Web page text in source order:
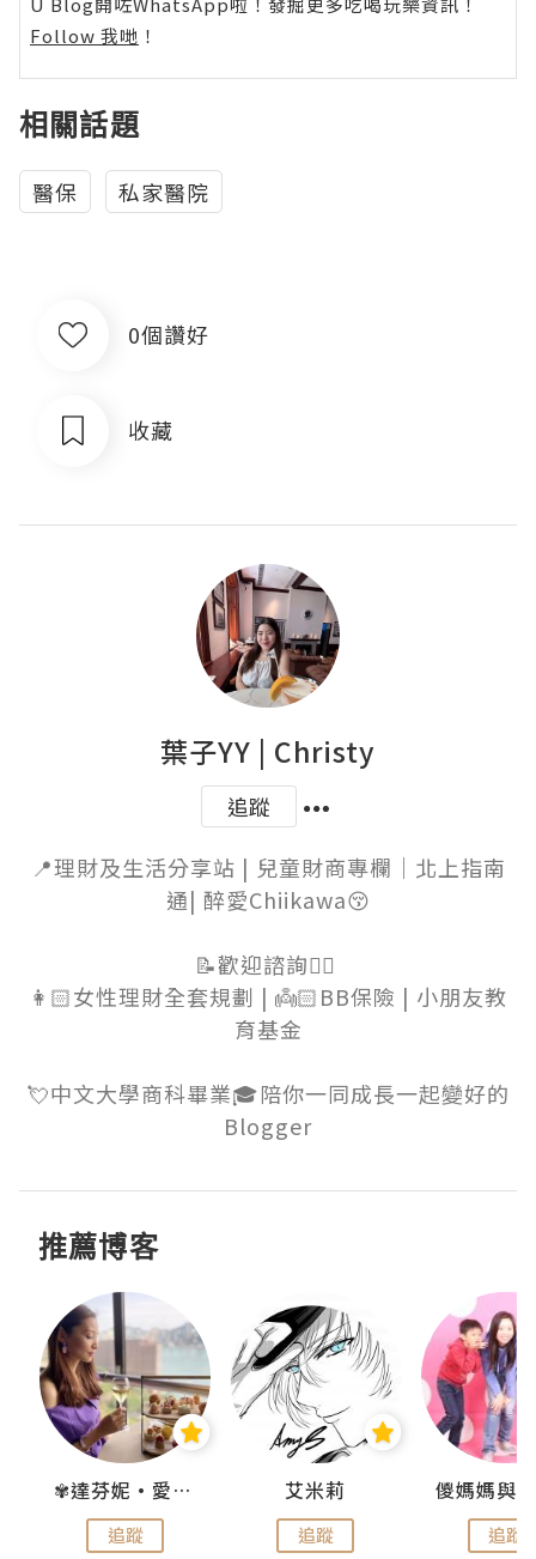
Follow 我哋 ！
相關話題
醫保 私家醫院
0個讚好
收藏
葉子YY | Christy
追蹤
📍理財及生活分享站 | 兒童財商專欄｜北上指南
通| 醉愛Chiikawa😚
📝歡迎諮詢👉🏻
👩🏻女性理財全套規劃 | 👼🏻BB保險 | 小朋友教
育基金
💘中文大學商科畢業🎓陪你一同成長一起變好的
Blogger
推薦博客
✾達芬妮•愛孩子•愛生活✾
追蹤
艾米莉
追蹤 追蹤